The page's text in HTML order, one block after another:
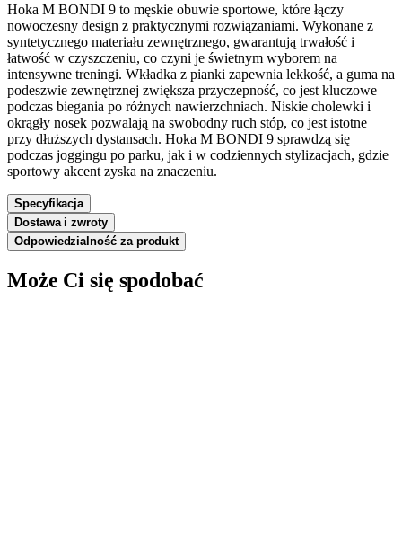
Hoka M BONDI 9 to męskie obuwie sportowe, które łączy
nowoczesny design z praktycznymi rozwiązaniami. Wykonane z
syntetycznego materiału zewnętrznego, gwarantują trwałość i
łatwość w czyszczeniu, co czyni je świetnym wyborem na
intensywne treningi. Wkładka z pianki zapewnia lekkość, a guma na
podeszwie zewnętrznej zwiększa przyczepność, co jest kluczowe
podczas biegania po różnych nawierzchniach. Niskie cholewki i
okrągły nosek pozwalają na swobodny ruch stóp, co jest istotne
przy dłuższych dystansach. Hoka M BONDI 9 sprawdzą się
podczas joggingu po parku, jak i w codziennych stylizacjach, gdzie
sportowy akcent zyska na znaczeniu.
Specyfikacja
Dostawa i zwroty
Odpowiedzialność za produkt
Może Ci się spodobać